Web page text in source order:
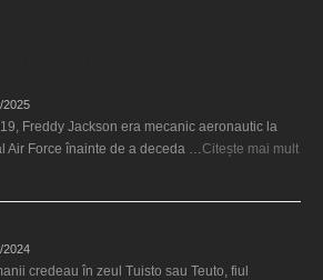
2025
Freddy Jackson era mecanic aeronautic la
Air Force înainte de a deceda … Citește mai mult
2024
credeau în zeul Tuisto sau Teuto, fiul